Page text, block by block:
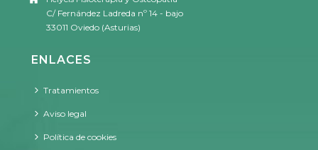
C/ Fernández Ladreda nº 14 - bajo
33011 Oviedo (Asturias)
ENLACES
Tratamientos
Aviso legal
Política de cookies